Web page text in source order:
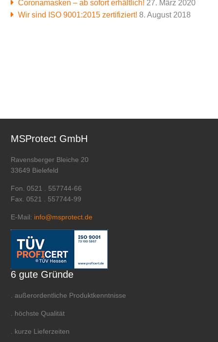
Coronamasken – ab sofort erhältlich! 27. März 2020
Wir sind ISO 9001:2015 zertifiziert! 8. August 2018
MSProtect GmbH
Ravensberger Bleiche 20
33649 Bielefeld
Fon. 0521 . 557744-66
Fax. 0521 . 557744-99
E-Mail: info@msprotect.de
6 gute Gründe
. außerordentliche Produktkenntnisse
. höchste Qualität
. kurze Lieferzeiten